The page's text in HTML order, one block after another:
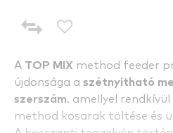
A TOP MIX method feeder
újdonsága a szétnyitható
szerszám. amellyel rendkívül
method kosarak töltése és